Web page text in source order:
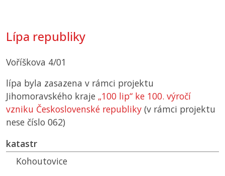
Lípa republiky
Voříškova 4/01
lípa byla zasazena v rámci projektu
Jihomoravského kraje „100 lip“ ke 100. výročí
vzniku Československé republiky (v rámci projektu
nese číslo 062)
katastr
Kohoutovice